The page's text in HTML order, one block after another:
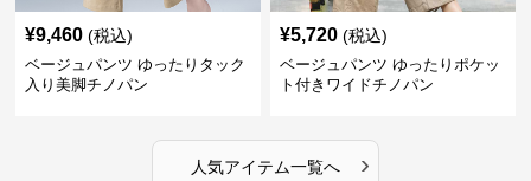
¥9,460 (税込)
ベージュパンツ ゆったりタック
入り美脚チノパン
¥5,720 (税込)
ベージュパンツ ゆったりポケッ
ト付きワイドチノパン
人気アイテム一覧へ ›